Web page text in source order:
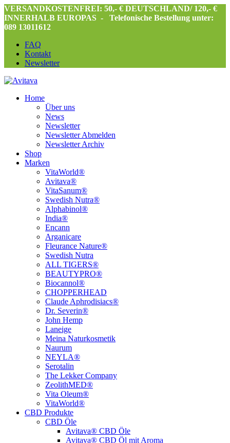
VERSANDKOSTENFREI: 50,- € DEUTSCHLAND/ 120,- €
INNERHALB EUROPAS -
Telefonische Bestellung unter:
089 13011612
FAQ
Kontakt
Newsletter
Home
Über uns
News
Newsletter
Newsletter Abmelden
Newsletter Archiv
Shop
Marken
VitaWorld®
Avitava®
VitaSanum®
Swedish Nutra®
Alphabinol®
India®
Encann
Arganicare
Fleurance Nature®
Swedish Nutra
ALL TIGERS®
BEAUTYPRO®
Biocannol®
CHOPPERHEAD
Claude Aphrodisiacs®
Dr. Severin®
John Hemp
Laneige
Meina Naturkosmetik
Naurum
NEYLA®
Serotalin
The Lekker Company
ZeolithMED®
Vita Oleum®
VitaWorld®
CBD Produkte
CBD Öle
Avitava® CBD Öle
Avitava® CBD Öl mit Aroma